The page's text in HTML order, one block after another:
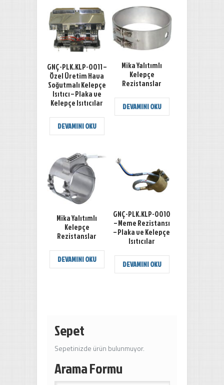
GNÇ-PLK.KLP-0011 –
Özel Üretim Hava
Soğutmalı Kelepçe
Isıtıcı – Plaka ve
Kelepçe Isıtıcılar
DEVAMINI OKU
Mika Yalıtımlı
Kelepçe
Rezistanslar
DEVAMINI OKU
Mika Yalıtımlı
Kelepçe
Rezistanslar
DEVAMINI OKU
GNÇ-PLK.KLP-0010
– Meme Rezistansı
– Plaka ve Kelepçe
Isıtıcılar
DEVAMINI OKU
Sepet
Sepetinizde ürün bulunmuyor.
Arama Formu